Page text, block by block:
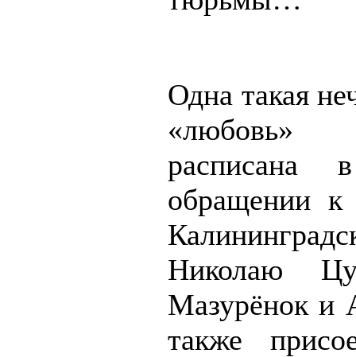
Одна такая
«любовь»
расписана
обращении к
Николаю
Мазурёнок и
также